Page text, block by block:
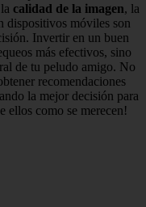
calidad de la imagen, la
dispositivos móviles son
Invertir en un buen
más efectivos, sino
de tu peludo amigo. No
recomendaciones
la mejor decisión para
ellos como se merecen!